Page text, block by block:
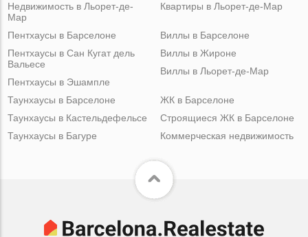
Недвижимость в Льорет-де-
Мар
Квартиры в Льорет-де-Мар
Пентхаусы в Барселоне
Пентхаусы в Сан Кугат дель
Вальесе
Пентхаусы в Эшампле
Виллы в Барселоне
Виллы в Жироне
Виллы в Льорет-де-Мар
Таунхаусы в Барселоне
Таунхаусы в Кастельдефельсе
Таунхаусы в Багуре
ЖК в Барселоне
Строящиеся ЖК в Барселоне
Коммерческая недвижимость